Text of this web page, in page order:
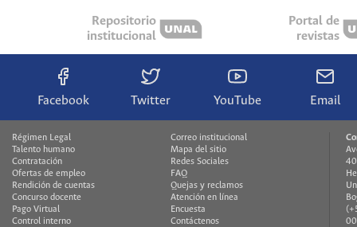
Repositorio
institucional
Portal de
revistas
Facebook Twitter YouTube Email
Régimen Legal
Talento humano
Contratación
Ofertas de empleo
Rendición de cuentas
Concurso docente
Pago Virtual
Control interno
Correo institucional
Mapa del sitio
Redes Sociales
FAQ
Quejas y reclamos
Atención en línea
Encuesta
Contáctenos